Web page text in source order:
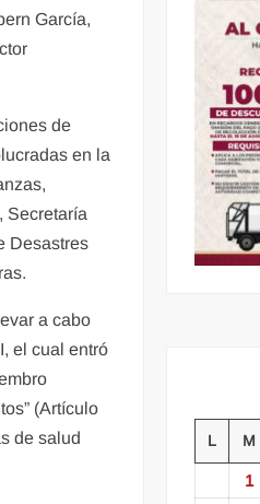
García,
de
en la
Secretaría
Desastres
a cabo
el cual entró
(Artículo
de salud
L M
1